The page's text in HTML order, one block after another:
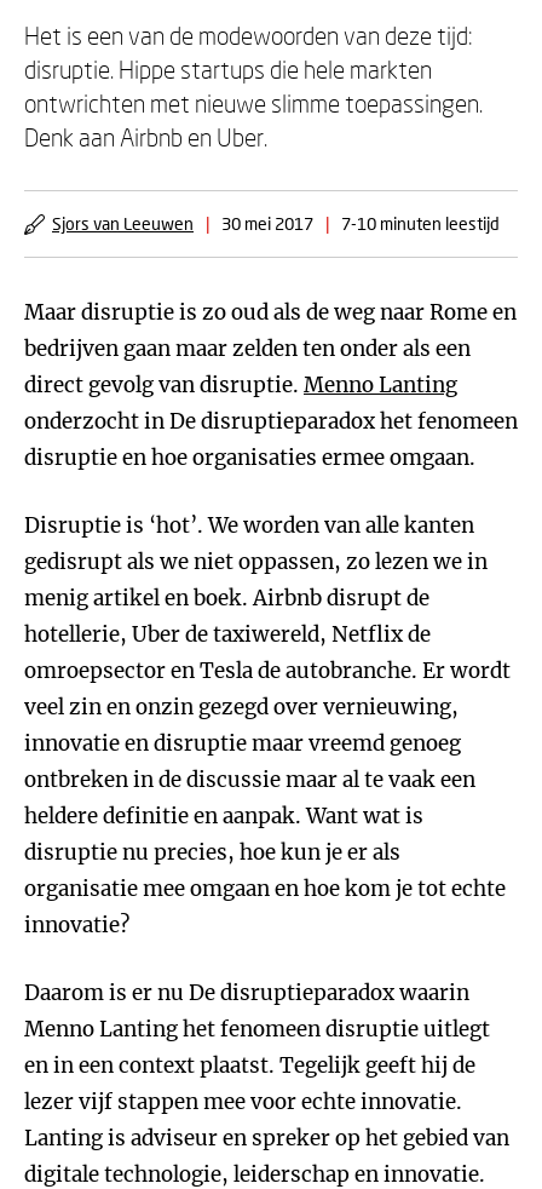
Het is een van de modewoorden van deze tijd:
disruptie. Hippe startups die hele markten
ontwrichten met nieuwe slimme toepassingen.
Denk aan Airbnb en Uber.
Sjors van Leeuwen | 30 mei 2017 | 7-10 minuten leestijd
Maar disruptie is zo oud als de weg naar Rome en
bedrijven gaan maar zelden ten onder als een
direct gevolg van disruptie. Menno Lanting
onderzocht in De disruptieparadox het fenomeen
disruptie en hoe organisaties ermee omgaan.
Disruptie is ‘hot’. We worden van alle kanten
gedisrupt als we niet oppassen, zo lezen we in
menig artikel en boek. Airbnb disrupt de
hotellerie, Uber de taxiwereld, Netflix de
omroepsector en Tesla de autobranche. Er wordt
veel zin en onzin gezegd over vernieuwing,
innovatie en disruptie maar vreemd genoeg
ontbreken in de discussie maar al te vaak een
heldere definitie en aanpak. Want wat is
disruptie nu precies, hoe kun je er als
organisatie mee omgaan en hoe kom je tot echte
innovatie?
Daarom is er nu De disruptieparadox waarin
Menno Lanting het fenomeen disruptie uitlegt
en in een context plaatst. Tegelijk geeft hij de
lezer vijf stappen mee voor echte innovatie.
Lanting is adviseur en spreker op het gebied van
digitale technologie, leiderschap en innovatie.